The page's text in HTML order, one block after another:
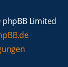
Limited